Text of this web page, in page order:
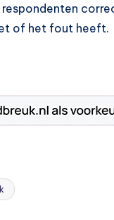
of het fout heeft.